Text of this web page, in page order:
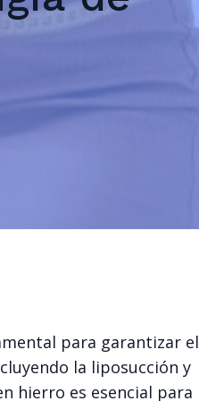
para garantizar el
la liposucción y
hierro es esencial para